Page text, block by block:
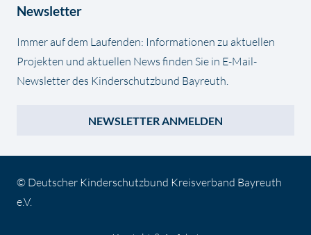
Newsletter
Immer auf dem Laufenden: Informationen zu aktuellen
Projekten und aktuellen News finden Sie in E-Mail-
Newsletter des Kinderschutzbund Bayreuth.
NEWSLETTER ANMELDEN
© Deutscher Kinderschutzbund Kreisverband Bayreuth
e.V.